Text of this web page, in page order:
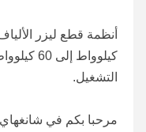
التشغيل.